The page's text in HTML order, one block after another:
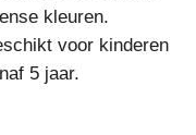
kleuren.
voor kinderen
5 jaar.